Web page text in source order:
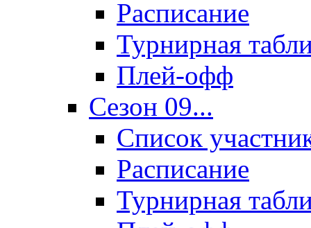
Расписание
Турнирная
Плей-офф
Сезон 09...
Список
Расписание
Турнирная